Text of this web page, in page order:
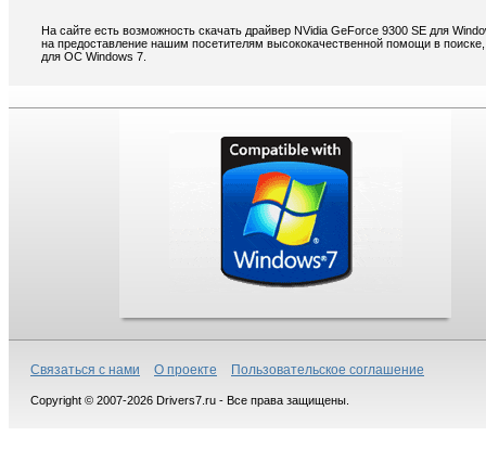
На сайте есть возможность скачать драйвер NVidia GeForce 9300 SE для
на предоставление нашим посетителям высококачественной помощи в
для ОС Windows 7.
Связаться с нами О проекте Пользовательское соглашение
Copyright © 2007-2026 Drivers7.ru - Все права защищены.